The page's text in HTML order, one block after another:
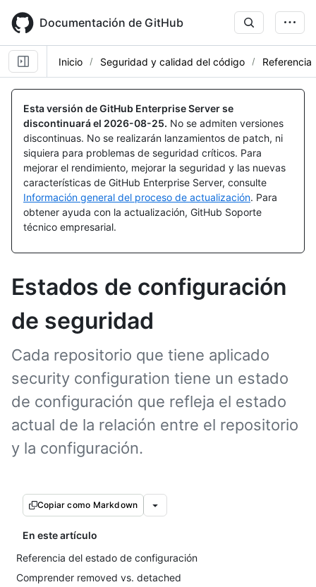
main
content
Documentación de GitHub
Inicio Seguridad y calidad del código Referencia
Esta versión de GitHub Enterprise Server se
discontinuará el 2026-08-25. No se admiten versiones
discontinuas. No se realizarán lanzamientos de patch, ni
siquiera para problemas de seguridad críticos. Para
mejorar el rendimiento, mejorar la seguridad y las nuevas
características de GitHub Enterprise Server, consulte
Información general del proceso de actualización. Para
obtener ayuda con la actualización, GitHub Soporte
técnico empresarial.
Estados de configuración
de seguridad
Cada repositorio que tiene aplicado
security configuration tiene un estado
de configuración que refleja el estado
actual de la relación entre el repositorio
y la configuración.
Copiar como Markdown
En este artículo
Referencia del estado de configuración
Comprender removed vs. detached